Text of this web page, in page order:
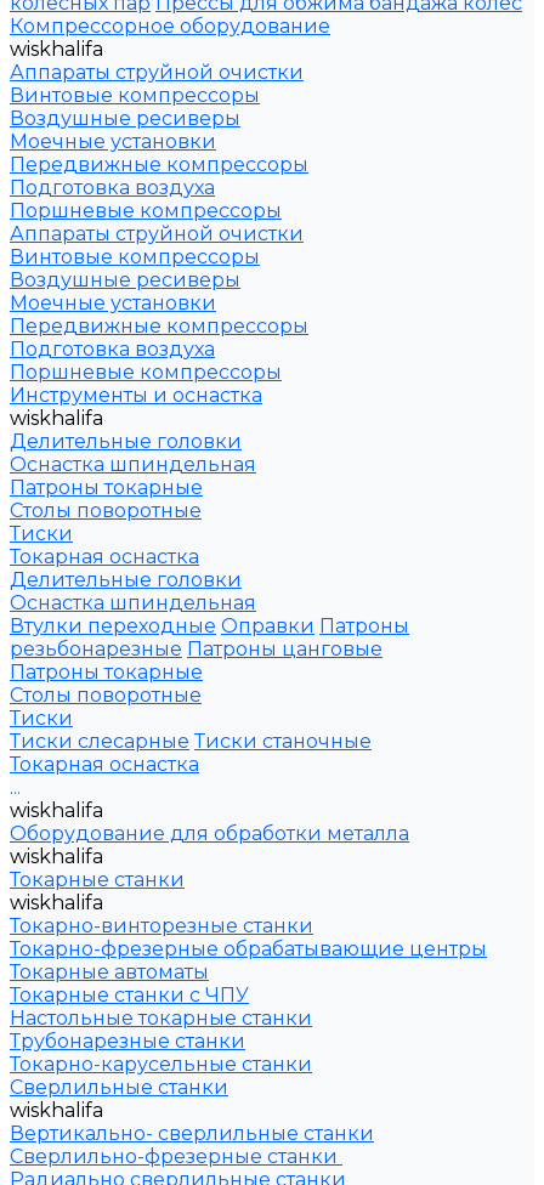
Компрессорное оборудование
wiskhalifa
Аппараты струйной очистки
Винтовые компрессоры
Воздушные ресиверы
Моечные установки
Передвижные компрессоры
Подготовка воздуха
Поршневые компрессоры
Аппараты струйной очистки
Винтовые компрессоры
Воздушные ресиверы
Моечные установки
Передвижные компрессоры
Подготовка воздуха
Поршневые компрессоры
Инструменты и оснастка
wiskhalifa
Делительные головки
Оснастка шпиндельная
Патроны токарные
Столы поворотные
Тиски
Токарная оснастка
Делительные головки
Оснастка шпиндельная
Втулки переходные Оправки Патроны
резьбонарезные Патроны цанговые
Патроны токарные
Столы поворотные
Тиски
Тиски слесарные Тиски станочные
Токарная оснастка
...
wiskhalifa
Оборудование для обработки металла
wiskhalifa
Токарные станки
wiskhalifa
Токарно-винторезные станки
Токарно-фрезерные обрабатывающие центры
Токарные автоматы
Токарные станки с ЧПУ
Настольные токарные станки
Трубонарезные станки
Токарно-карусельные станки
Сверлильные станки
wiskhalifa
Вертикально- сверлильные станки
Сверлильно-фрезерные станки
Радиально сверлильные станки